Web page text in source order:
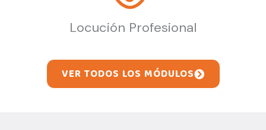
Locución Profesional
VER TODOS LOS MÓDULOS